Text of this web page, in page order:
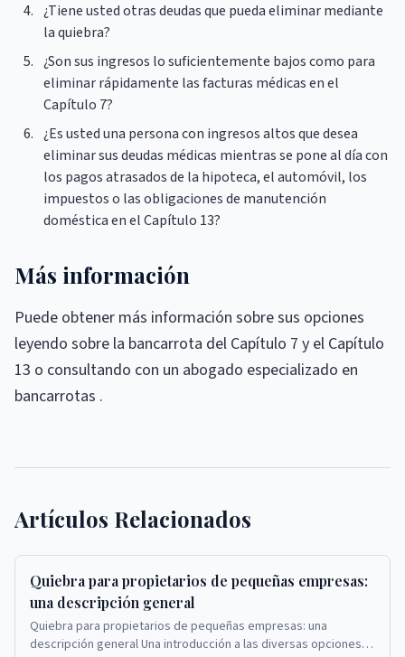
¿Tiene usted otras deudas que pueda eliminar mediante
la quiebra?
¿Son sus ingresos lo suficientemente bajos como para
eliminar rápidamente las facturas médicas en el
Capítulo 7?
¿Es usted una persona con ingresos altos que desea
eliminar sus deudas médicas mientras se pone al día con
los pagos atrasados ​​de la hipoteca, el automóvil, los
impuestos o las obligaciones de manutención
doméstica en el Capítulo 13?
Más información
Puede obtener más información sobre sus opciones
leyendo sobre la bancarrota del Capítulo 7 y el Capítulo
13 o consultando con un abogado especializado en
bancarrotas .
Artículos Relacionados
Quiebra para propietarios de pequeñas empresas:
una descripción general
Quiebra para propietarios de pequeñas empresas: una
descripción general Una introducción a las diversas opciones